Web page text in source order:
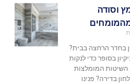
וסודה
בחדר הרחצה בבית?
בסופר כדי לנקות
השיטות המומלצות
בדירה? פנינו